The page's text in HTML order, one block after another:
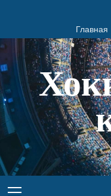
Главная